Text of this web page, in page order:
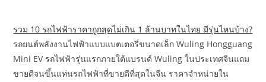
รวม 10 รถไฟฟ้าราคาถูกสุดไม่เกิน 1 ล้านบาทในไทย มีรุ่นไหนบ้าง?
รถยนต์พลังงานไฟฟ้าแบบแบตเตอรี่ขนาดเล็ก Wuling Hongguang
Mini EV รถไฟฟ้ารุ่นแรกภายใต้แบรนด์ Wuling ในประเทศจีนแถม
ขายดีจนขึ้นแท่นรถไฟฟ้าที่ขายดีที่สุดในจีน ราคาจำหน่ายใน